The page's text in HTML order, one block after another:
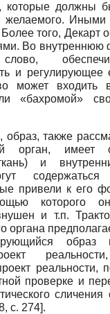
которые должны
желаемого. Иными
того, Декарт
Во внутреннюю
и регулирующее
может входить
«бахромой»
образ, также
орган, имеет
ткань) и
содержаться
привели к его
которого
и т.п.
органа
образ
реальности,
проверке и
, с. 274].